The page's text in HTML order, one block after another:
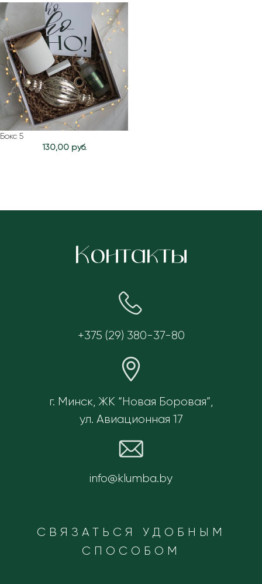
Бокс 5
130,00 руб.
Контакты
+375 (29) 380-37-80
г. Минск, ЖК “Новая Боровая”,
ул. Авиационная 17
info@klumba.by
СВЯЗАТЬСЯ УДОБНЫМ
СПОСОБОМ